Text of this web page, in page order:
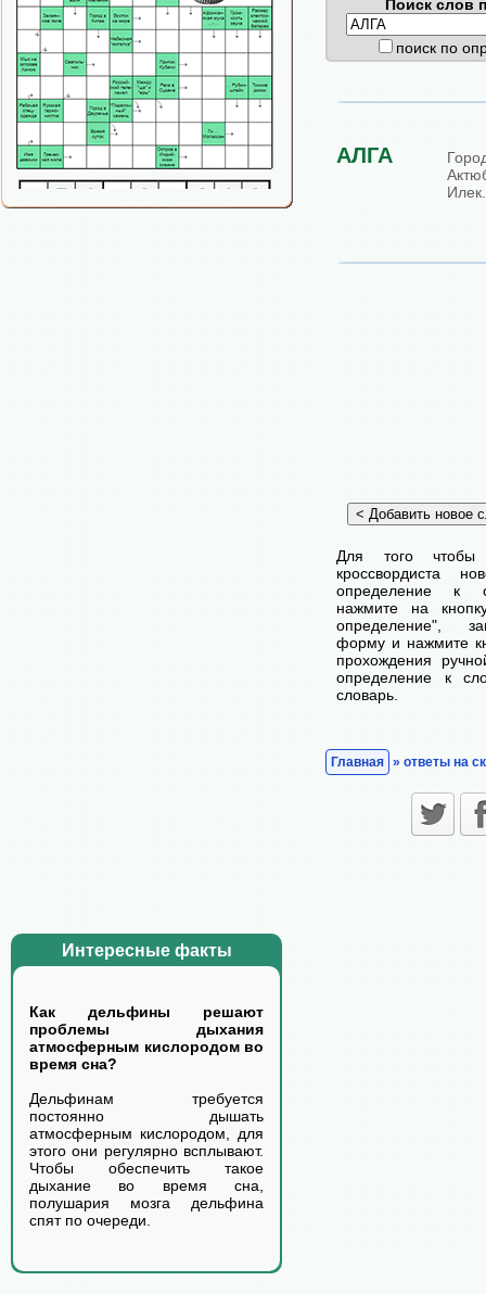
Интересные факты
Как дельфины решают
проблемы дыхания
атмосферным кислородом во
время сна?
Дельфинам требуется
постоянно дышать
атмосферным кислородом, для
этого они регулярно всплывают.
Чтобы обеспечить такое
дыхание во время сна,
полушария мозга дельфина
спят по очереди.
Поиск слов
поиск по
АЛГА
Илек.
Для того чтобы
кроссвордиста
определение к
нажмите на
определение",
форму и нажмите
прохождения
определение к
словарь.
Главная » ответы на